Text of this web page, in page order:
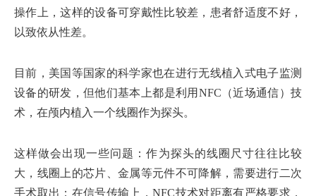
操作上，这样的设备可穿戴性比较差，患者舒适度不好，
以致依从性差。
目前，美国等国家的科学家也在进行无线植入式电子监测
设备的研发，但他们基本上都是利用NFC（近场通信）技
术，在颅内植入一个线圈作为探头。
这样做会出现一些问题：作为探头的线圈尺寸往往比较
大，线圈上的芯片、金属等元件不可降解，需要进行二次
手术取出；在信号传输上，NFC技术对距离有严格要求，